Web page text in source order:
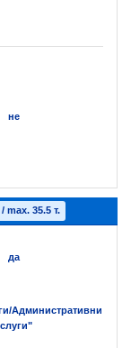
не
/ max. 35.5 т.
да
Административни